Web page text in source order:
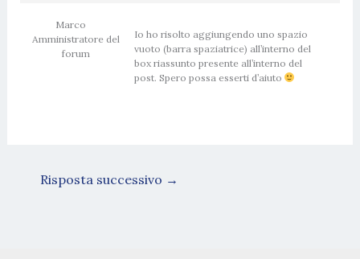
Marco
Amministratore del
forum
Io ho risolto aggiungendo uno spazio
vuoto (barra spaziatrice) all’interno del
box riassunto presente all’interno del
post. Spero possa esserti d’aiuto
Risposta successivo →